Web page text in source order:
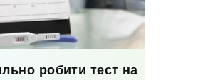
робити тест на